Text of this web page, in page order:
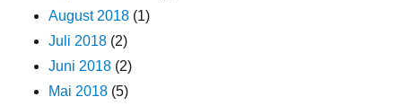
August 2018 (1)
Juli 2018 (2)
Juni 2018 (2)
Mai 2018 (5)